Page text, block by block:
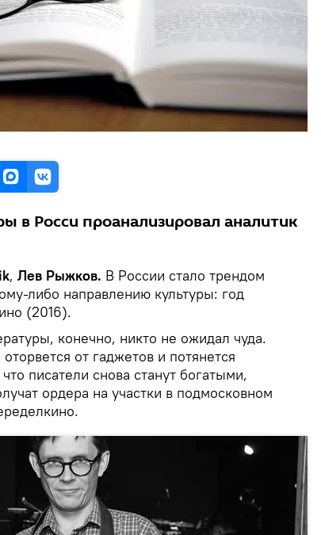
в Росси проанализировал аналитик
, Лев Рыжков. В России стало трендом
либо направлению культуры: год
(2016).
конечно, никто не ожидал чуда.
от гаджетов и потянется
писатели снова станут богатыми,
ордера на участки в подмосковном